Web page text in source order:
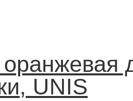
UNIS